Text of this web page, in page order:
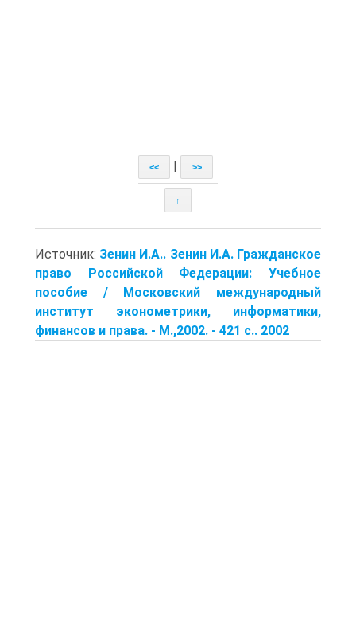
<< >>
↑
Источник: Зенин И.А.. Зенин И.А. Гражданское
право Российской Федерации: Учебное
пособие / Московский международный
институт эконометрики, информатики,
финансов и права. - М.,2002. - 421 с.. 2002